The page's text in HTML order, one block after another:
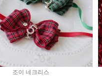
조이 네크리스